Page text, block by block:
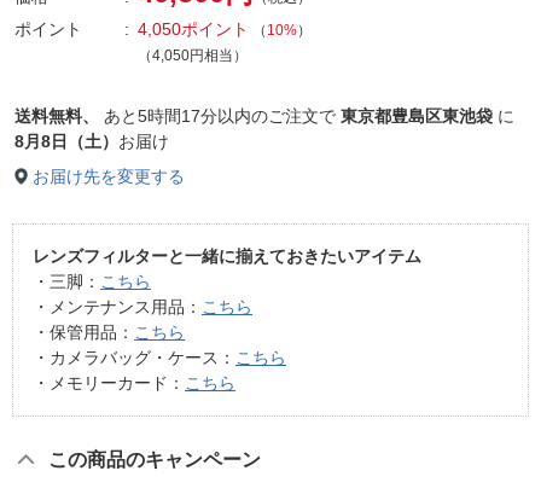
ポイント 4,050ポイント （ 10%）
（4,050円相当）
送料無料、 あと5時間17分以内のご注文で 東京都豊島区東池袋 に
8月8日（土） お届け
お届け先を変更する
レンズフィルターと一緒に揃えておきたいアイテム
・三脚： こちら
・メンテナンス用品： こちら
・保管用品： こちら
・カメラバッグ・ケース： こちら
・メモリーカード： こちら
この商品のキャンペーン